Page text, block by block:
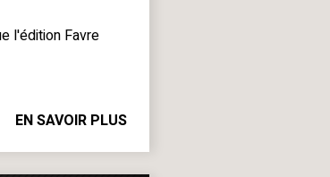
l'édition Favre
EN SAVOIR PLUS